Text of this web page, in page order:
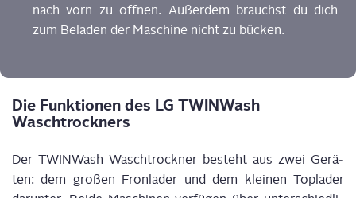
nach vorn zu öff­nen. Außer­dem brauchst du dich
zum Bela­den der Maschi­ne nicht zu bücken.
Die Funk­tio­nen des LG TWIN­Wa­sh
Waschtrockners
Der TWIN­Wa­sh Wasch­trock­ner besteht aus zwei Gerä­
ten: dem gro­ßen Fron­la­der und dem klei­nen Top­la­der